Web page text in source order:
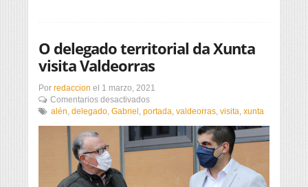
O delegado territorial da Xunta
visita Valdeorras
Por redaccion el 1 marzo, 2021
Comentarios desactivadosen
O
territorial
da
Valdeorras
alén delegado Gabriel portada valdeorras visita xunta